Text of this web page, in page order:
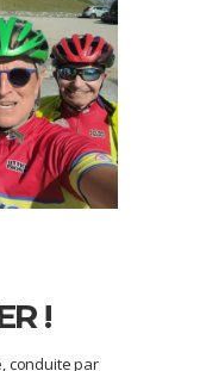
!
conduite par